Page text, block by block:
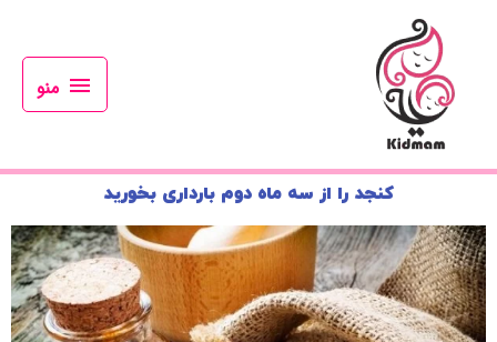
منو
کنجد را از سه ماه دوم بارداری بخورید